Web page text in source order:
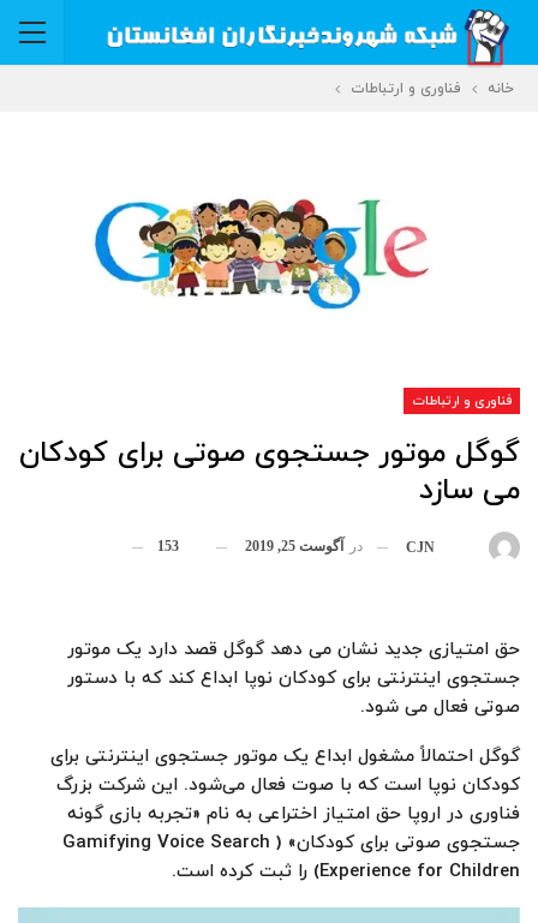
خانه فناوری و ارتباطات
فناوری و ارتباطات
گوگل موتور جستجوی صوتی برای کودکان
می سازد
CJN در آگوست 25, 2019 153
حق امتیازی جدید نشان می دهد گوگل قصد دارد یک موتور
جستجوی اینترنتی برای کودکان نوپا ابداع کند که با دستور
صوتی فعال می شود.
گوگل احتمالاً مشغول ابداع یک موتور جستجوی اینترنتی برای
کودکان نوپا است که با صوت فعال می‌شود. این شرکت بزرگ
فناوری در اروپا حق امتیاز اختراعی به نام «تجربه بازی گونه
جستجوی صوتی برای کودکان» ( Gamifying Voice Search
Experience for Children) را ثبت کرده است.